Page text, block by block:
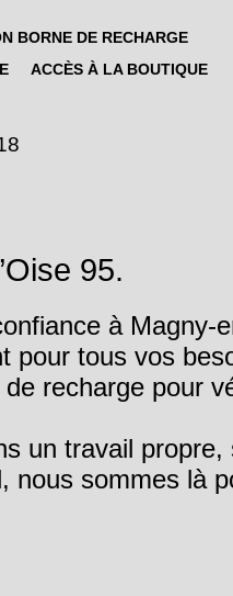
BORNE DE RECHARGE
ACCÈS À LA BOUTIQUE
95.
à Magny-
pour tous vos
recharge pour
un travail
nous sommes là